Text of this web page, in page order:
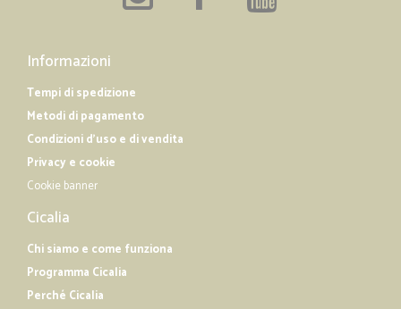
Informazioni
Tempi di spedizione
Metodi di pagamento
Condizioni d'uso e di vendita
Privacy e cookie
Cookie banner
Cicalia
Chi siamo e come funziona
Programma Cicalia
Perché Cicalia